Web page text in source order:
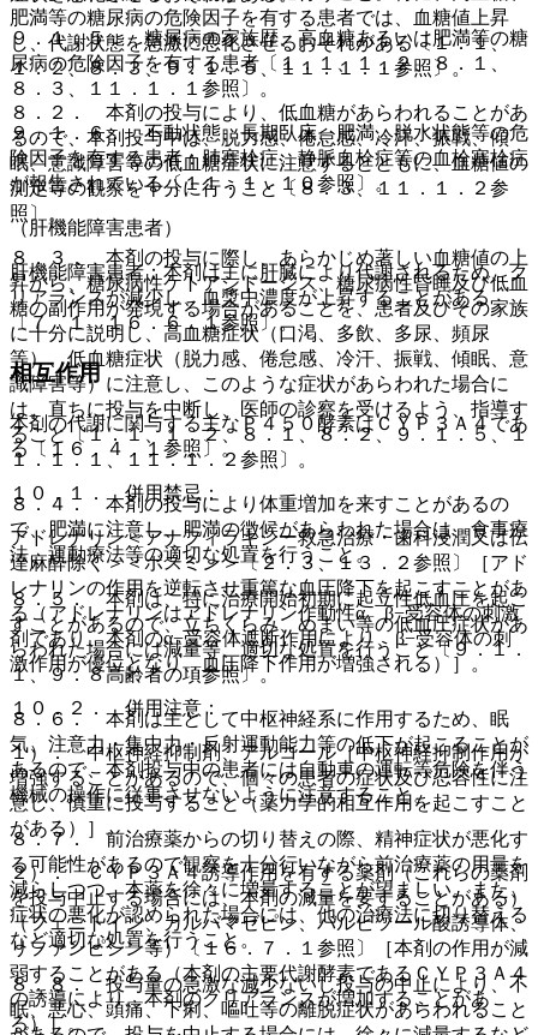
９．１．５． 糖尿病の家族歴、高血糖あるいは肥満等の糖
尿病の危険因子を有する患者〔１．１、１．２、８．１、
８．３、１１．１．１参照〕。
９．１．６． 不動状態、長期臥床、肥満、脱水状態等の危
険因子を有する患者：肺塞栓症、静脈血栓症等の血栓塞栓症
が報告されている〔１１．１．１０参照〕。
（肝機能障害患者）
肝機能障害患者：本剤は主に肝臓により代謝されるため、ク
リアランスが減少し、血漿中濃度が上昇することがある
〔７．１、１６．６．１参照〕。
相互作用
本剤の代謝に関与する主なＰ４５０酵素はＣＹＰ３Ａ４であ
る〔１６．４．１参照〕。
１０．１． 併用禁忌：
アドレナリン＜アナフィラキシー救急治療・歯科浸潤又は伝
達麻酔除く＞＜ボスミン＞〔２．３、１３．２参照〕［アド
レナリンの作用を逆転させ重篤な血圧降下を起こすことがあ
る（アドレナリンはアドレナリン作動性α、β−受容体の刺激
剤であり、本剤のα−受容体遮断作用により、β−受容体の刺
激作用が優位となり、血圧降下作用が増強される）］。
１０．２． 併用注意：
１）． 中枢神経抑制剤、アルコール［中枢神経抑制作用が
増強することがあるので、個々の患者の症状及び忍容性に注
意し、慎重に投与すること（薬力学的相互作用を起こすこと
がある）］。
２）． ＣＹＰ３Ａ４誘導作用を有する薬剤（これらの薬剤
を投与中止する場合には、本剤の減量を要することがある）
（フェニトイン、カルバマゼピン、バルビツール酸誘導体、
リファンピシン等）〔１６．７．１参照〕［本剤の作用が減
弱することがある（本剤の主要代謝酵素であるＣＹＰ３Ａ４
の誘導により、本剤のクリアランスが増加することがあ
る）］。
肥満等の糖尿病の危険因子を有する患者では、血糖値上昇
し、代謝状態を急激に悪化させるおそれがある〔１．１、
１．２、８．３、９．１．５、１１．１．１参照〕。
８．２． 本剤の投与により、低血糖があらわれることがあ
るので、本剤投与中は、脱力感、倦怠感、冷汗、振戦、傾
眠、意識障害等の低血糖症状に注意するとともに、血糖値の
測定等の観察を十分に行うこと〔８．３、１１．１．２参
照〕。
８．３． 本剤の投与に際し、あらかじめ著しい血糖値の上
昇から、糖尿病性ケトアシドーシス、糖尿病性昏睡及び低血
糖の副作用が発現する場合があることを、患者及びその家族
に十分に説明し、高血糖症状（口渇、多飲、多尿、頻尿
等）、低血糖症状（脱力感、倦怠感、冷汗、振戦、傾眠、意
識障害等）に注意し、このような症状があらわれた場合に
は、直ちに投与を中断し、医師の診察を受けるよう、指導す
ること〔１．１、１．２、８．１、８．２、９．１．５、１
１．１．１、１１．１．２参照〕。
８．４． 本剤の投与により体重増加を来すことがあるの
で、肥満に注意し、肥満の徴候があらわれた場合は、食事療
法、運動療法等の適切な処置を行うこと。
８．５． 本剤は、特に治療開始初期に起立性低血圧を起こ
すことがあるので、立ちくらみ、めまい等の低血圧症状があ
らわれた場合には減量等、適切な処置を行うこと〔９．１．
１、９．８高齢者の項参照〕。
８．６． 本剤は主として中枢神経系に作用するため、眠
気、注意力・集中力・反射運動能力等の低下が起こることが
あるので、本剤投与中の患者には自動車の運転等危険を伴う
機械の操作に従事させないように注意すること。
８．７． 前治療薬からの切り替えの際、精神症状が悪化す
る可能性があるので観察を十分行いながら前治療薬の用量を
減らしつつ、本薬を徐々に増量することが望ましい。また、
症状の悪化が認められた場合には、他の治療法に切り替える
など適切な処置を行うこと。
８．８． 投与量の急激な減少ないし投与の中止により、不
眠、悪心、頭痛、下痢、嘔吐等の離脱症状があらわれること